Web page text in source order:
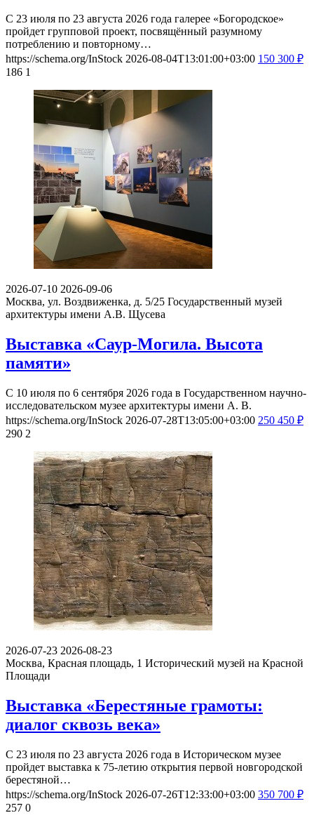
С 23 июля по 23 августа 2026 года галерее «Богородское»
пройдет групповой проект, посвящённый разумному
потреблению и повторному…
https://schema.org/InStock 2026-08-04T13:01:00+03:00 150 300 ₽
186 1
2026-07-10 2026-09-06
Москва, ул. Воздвиженка, д. 5/25 Государственный музей
архитектуры имени А.В. Щусева
Выставка «Саур-Могила. Высота
памяти»
С 10 июля по 6 сентября 2026 года в Государственном научно-
исследовательском музее архитектуры имени А. В.
https://schema.org/InStock 2026-07-28T13:05:00+03:00 250 450 ₽
290 2
2026-07-23 2026-08-23
Москва, Красная площадь, 1 Исторический музей на Красной
Площади
Выставка «Берестяные грамоты:
диалог сквозь века»
С 23 июля по 23 августа 2026 года в Историческом музее
пройдет выставка к 75-летию открытия первой новгородской
берестяной…
https://schema.org/InStock 2026-07-26T12:33:00+03:00 350 700 ₽
257 0